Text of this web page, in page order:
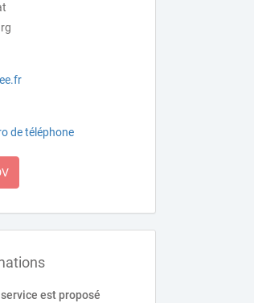
de téléphone
est proposé